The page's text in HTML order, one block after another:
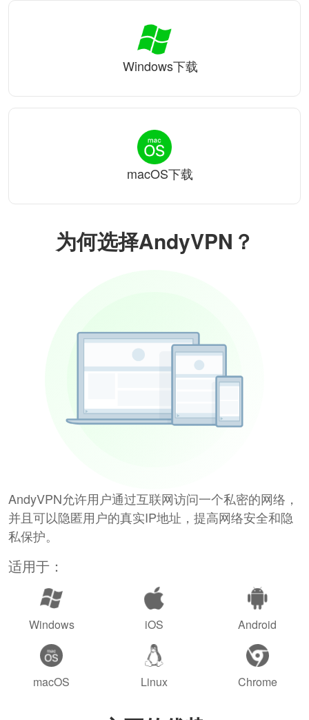
为何选择AndyVPN？
AndyVPN允许用户通过互联网访问一个私密的网络，
并且可以隐匿用户的真实IP地址，提高网络安全和隐
私保护。
适用于：
Windows iOS Android
macOS Linux Chrome
Windows下载
macOS下载